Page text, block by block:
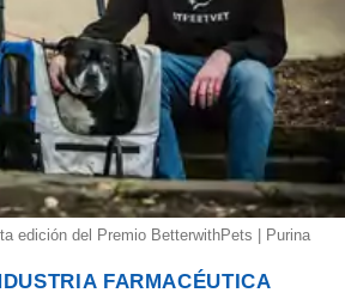
edición del Premio BetterwithPets | Purina
FARMACÉUTICA